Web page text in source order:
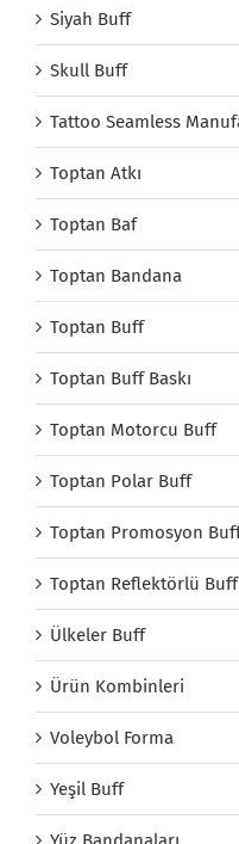
Siyah Buff
Skull Buff
Tattoo Seamless
Toptan Atkı
Toptan Baf
Toptan Bandana
Toptan Buff
Toptan Buff Baskı
Toptan Motorcu Buff
Toptan Polar Buff
Toptan Promosyon
Toptan Reflektörlü Buff
Ülkeler Buff
Ürün Kombinleri
Voleybol Forma
Yeşil Buff